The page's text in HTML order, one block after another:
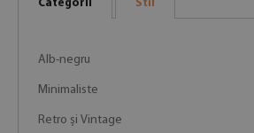
Categorii Stil
Alb-negru
Minimaliste
Retro și Vintage